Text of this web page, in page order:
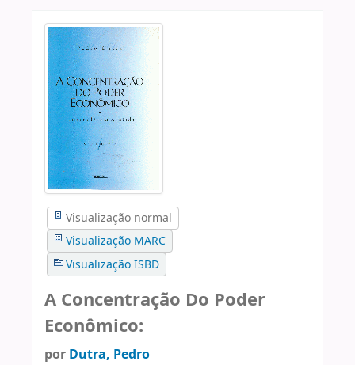
Visualização normal
Visualização MARC
Visualização ISBD
A Concentração Do Poder
Econômico:
por Dutra, Pedro